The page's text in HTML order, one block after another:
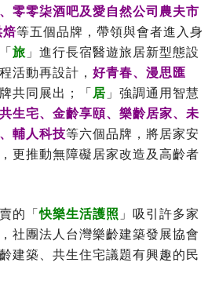
零零柒酒吧及愛自然公司農夫市
焙等五個品牌，帶領與會者進入身
旅 」進行長宿醫遊旅居新型態設
活動再設計， 好青春、漫思匯
共同展出；「 居 」強調通用智慧
生宅、金齡享頤、樂齡居家、未
輔人科技等六個品牌，將居家安
更推動無障礙居家改造及高齡者
的「快樂生活護照 」吸引許多家
社團法人台灣樂齡建築發展協會
建築、共生住宅議題有興趣的民